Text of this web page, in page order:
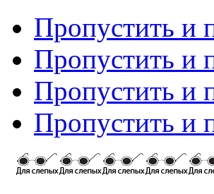
Пропустить и
Пропустить и
Пропустить и
Пропустить и